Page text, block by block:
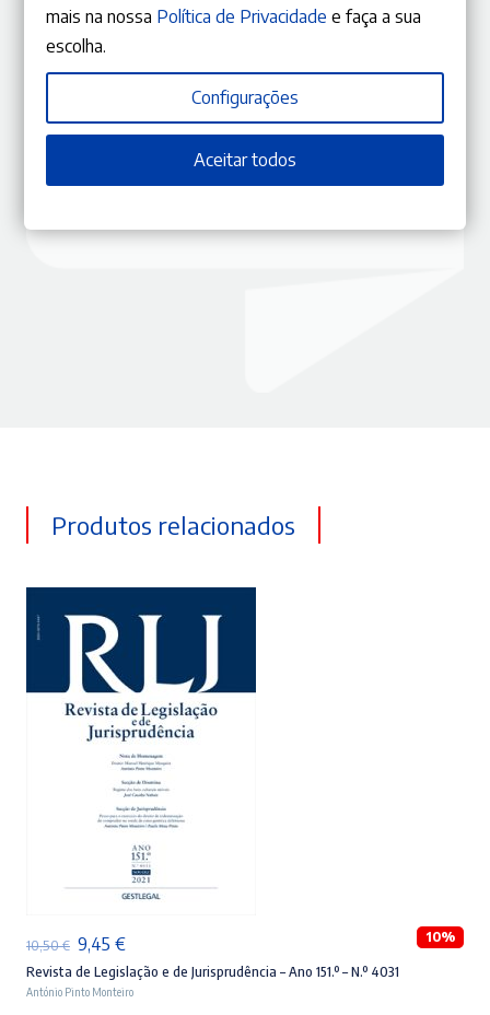
Editora
Gestlegal
Edição
Julho – Agosto 2018
Produtos relacionados
10,50€ O
preço
original
9,45 €O
preço
atual
10%
Revista de Legislação e de Jurisprudência – Ano 151.º – N.º 4031
António Pinto Monteiro
mais na nossa Política de Privacidade e faça a sua
escolha.
Configurações
Aceitar todos